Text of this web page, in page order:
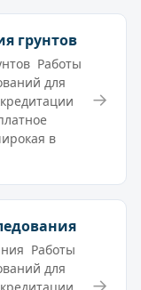
грунтов
Работы
для
в
→
Работы
для
→